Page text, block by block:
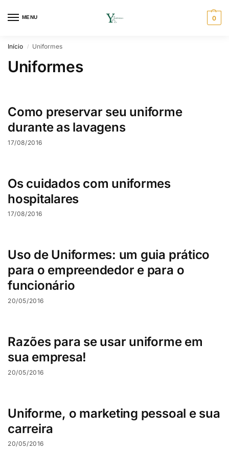
MENU 0
Início / Uniformes
Uniformes
Como preservar seu uniforme
durante as lavagens
17/08/2016
Os cuidados com uniformes
hospitalares
17/08/2016
Uso de Uniformes: um guia prático
para o empreendedor e para o
funcionário
20/05/2016
Razões para se usar uniforme em
sua empresa!
20/05/2016
Uniforme, o marketing pessoal e sua
carreira
20/05/2016